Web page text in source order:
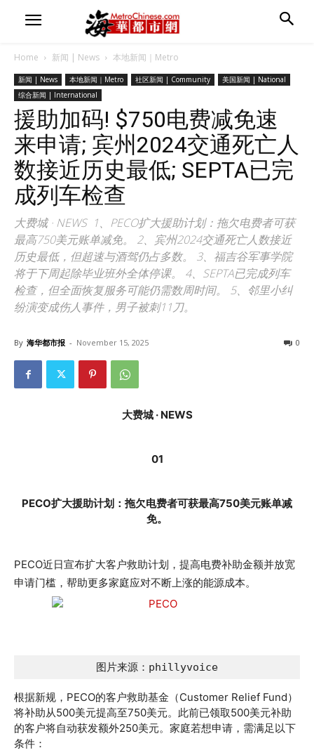
Home 新闻 | News 本地新闻｜Metro
新闻 | News 本地新闻｜Metro 社区新闻 | Community
美国新闻 | National
综合新闻 | International
援助加码! $750电费减免速
来申请; 宾州2024交通死亡人
数接近历史最低; SEPTA已完
成列车检查
大费城 · NEWS 1、PECO扩大援助计划：拖欠电费者可获
最高750美元账单减免。 2、宾州2024交通死亡人数接近
历史最低，但超速与酒驾仍占多数。 3、福吉谷军事学院
将于下周起除毕业班外全体停课。 4、SEPTA已完成列车
检查，但全面恢复服务可能仍需数周时间。 5、邻里小纠
纷演变成伤人事件，男子被刺11刀。
By 海华都市报 - November 15, 2025 0
大费城 · NEWS
01
PECO扩大援助计划：拖欠电费者可获最高750美元账单减
免。
PECO近日宣布扩大客户救助计划，提高电费补助金额并放宽
申请门槛，帮助更多家庭应对不断上涨的能源成本。
图片来源：phillyvoice
根据新规，PECO的客户救助基金（Customer Relief Fund）
将补助从500美元提高至750美元。此前已领取500美元补助
的客户将自动获发额外250美元。家庭若想申请，需满足以下
条件：